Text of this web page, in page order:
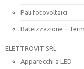
Pali fotovoltaici
Rateizzazione –
ELETTROVIT SRL
Apparecchi a LED